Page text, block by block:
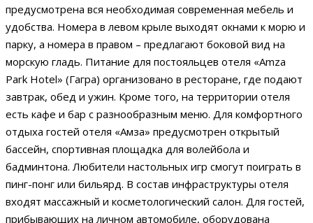
предусмотрена вся необходимая современная мебель и
удобства. Номера в левом крыле выходят окнами к морю и
парку, а номера в правом – предлагают боковой вид на
морскую гладь. Питание для постояльцев отеля «Amza
Park Hotel» (Гагра) организовано в ресторане, где подают
завтрак, обед и ужин. Кроме того, на территории отеля
есть кафе и бар с разнообразным меню. Для комфортного
отдыха гостей отеля «Амза» предусмотрен открытый
бассейн, спортивная площадка для волейбола и
бадминтона. Любители настольных игр смогут поиграть в
пинг-понг или бильярд. В состав инфраструктуры отеля
входят массажный и косметологический салон. Для гостей,
прибывающих на личном автомобиле, оборудована